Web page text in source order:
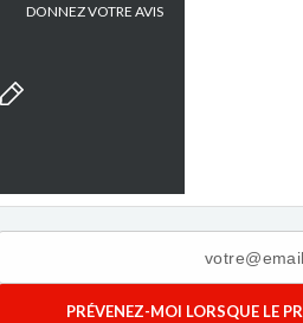
DONNEZ VOTRE AVIS
PRÉVENEZ-MOI LORSQUE LE